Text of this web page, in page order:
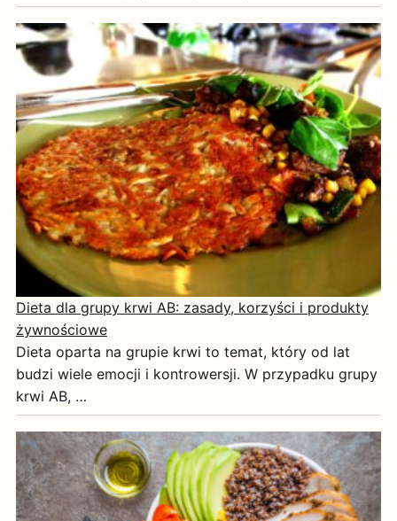
Dieta dla grupy krwi AB: zasady, korzyści i produkty
żywnościowe
Dieta oparta na grupie krwi to temat, który od lat
budzi wiele emocji i kontrowersji. W przypadku grupy
krwi AB, …